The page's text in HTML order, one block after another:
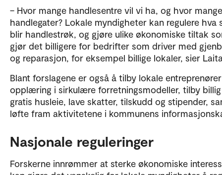
– Hvor mange handlesentre vil vi ha, og hvor mange
handlegater? Lokale myndigheter kan regulere hva
blir handlestrøk, og gjøre ulike økonomiske tiltak
gjør det billigere for bedrifter som driver med
og reparasjon, for eksempel billige lokaler, sier
Blant forslagene er også å tilby lokale entreprenører
opplæring i sirkulære forretningsmodeller, tilby
gratis husleie, lave skatter, tilskudd og stipender,
løfte fram aktivitetene i kommunens
Nasjonale reguleringer
Forskerne innrømmer at sterke økonomiske